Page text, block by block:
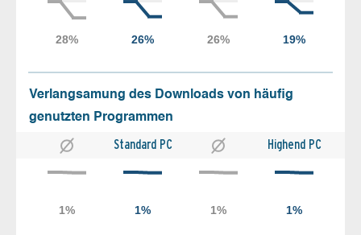
Verlangsamung des Downloads von häufig
genutzten Programmen
Standard PC Highend PC